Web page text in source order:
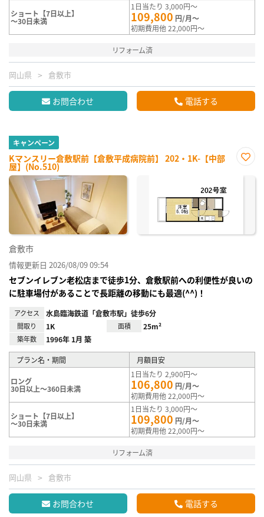
ショート【7日以上】
～30日未満
1日当たり 3,000円～
109,800 円/月～
初期費用他 22,000円～
リフォーム済
岡山県 倉敷市
お問合わせ 電話する
キャンペーン
Kマンスリー倉敷駅前【倉敷平成病院前】 202・1K-【中部
屋】(No.510)
に入
倉敷市
情報更新日 2026/08/09 09:54
セブンイレブン老松店まで徒歩1分、倉敷駅前への利便性が良いの
に駐車場付があることで長距離の移動にも最適(^^)！
アクセス 水島臨海鉄道「倉敷市駅」徒歩6分
間取り 1K 面積 25m²
築年数 1996年 1月 築
プラン名・期間 月額目安
ロング
30日以上～360日未満
1日当たり 2,900円～
106,800 円/月～
初期費用他 22,000円～
ショート【7日以上】
～30日未満
1日当たり 3,000円～
109,800 円/月～
初期費用他 22,000円～
リフォーム済
岡山県 倉敷市
お問合わせ 電話する